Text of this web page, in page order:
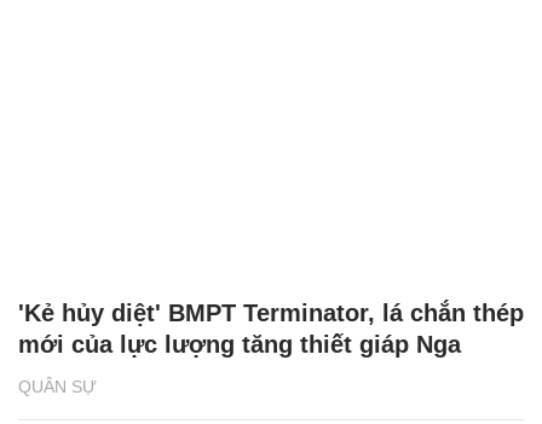
QUÂN SỰ
'Kẻ hủy diệt' BMPT Terminator, lá chắn thép
mới của lực lượng tăng thiết giáp Nga